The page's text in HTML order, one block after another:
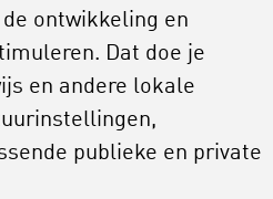
ontwikkeling en
Dat doe je
en andere lokale
publieke en private